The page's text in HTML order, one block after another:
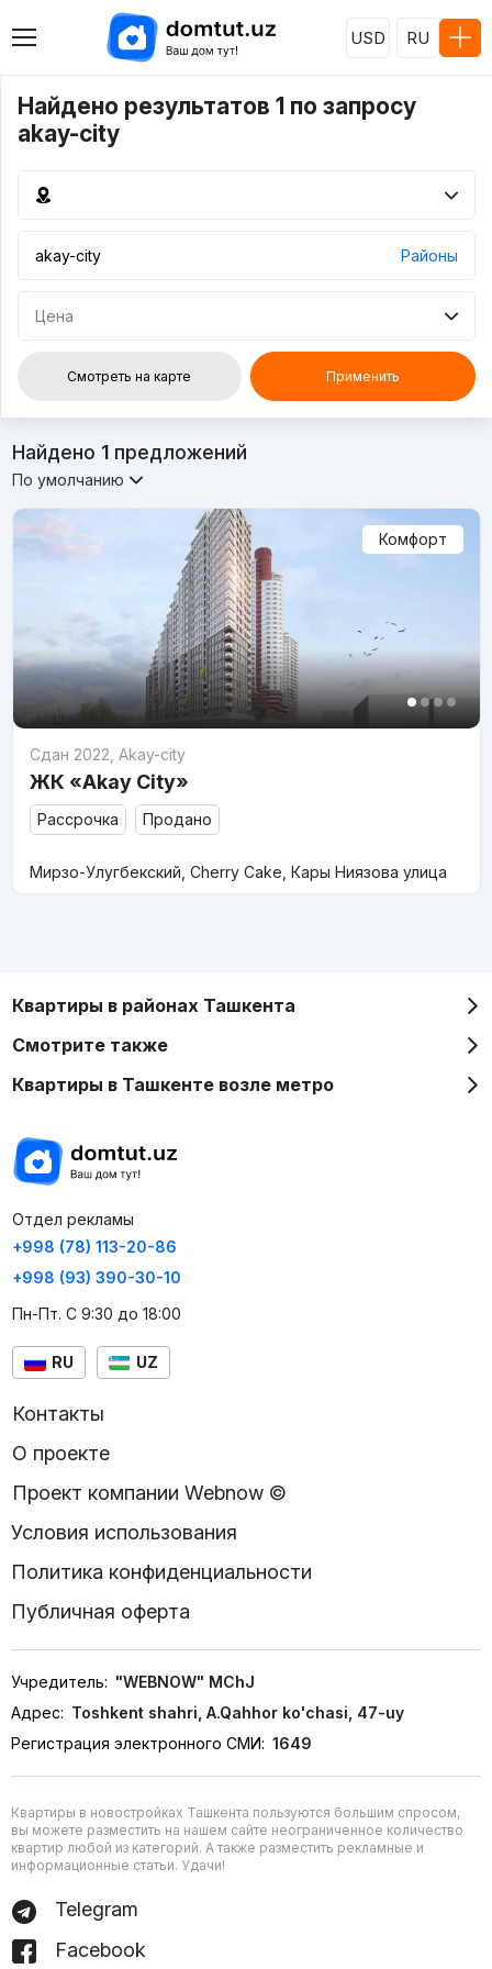
USD RU
Найдено результатов 1 по запросу
akay-city
Районы
Цена
Смотреть на карте Применить
Найдено 1предложений
По умолчанию
Комфорт
Сдан 2022 Akay-city
ЖК «Akay City»
Рассрочка Продано
Мирзо-Улугбекский, Cherry Cake, Кары Ниязова улица
Квартиры в районах Ташкента
Смотрите также
Квартиры в Ташкенте возле метро
Отдел рекламы
+998 (78) 113-20-86
+998 (93) 390-30-10
Пн-Пт. С 9:30 до 18:00
RU UZ
Контакты
О проекте
Проект компании Webnow ©
Условия использования
Политика конфиденциальности
Публичная оферта
Учредитель: "WEBNOW" MChJ
Адрес: Toshkent shahri, A.Qahhor ko'chasi, 47-uy
Регистрация электронного СМИ: 1649
Квартиры в новостройках Ташкента пользуются большим спросом,
вы можете разместить на нашем сайте неограниченное количество
квартир любой из категорий. А также разместить рекламные и
информационные статьи. Удачи!
Telegram
Facebook